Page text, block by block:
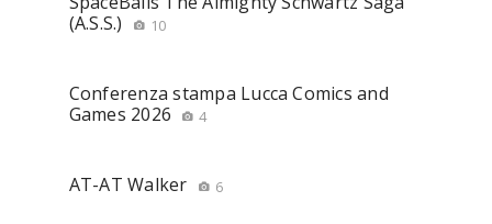
(A.S.S.)
10
Conferenza stampa Lucca Comics and
Games 2026
4
AT-AT Walker 6